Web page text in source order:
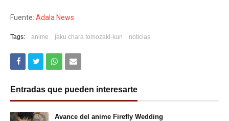
Fuente: Adala News
Tags: anime jaku chara tomozaki-kun noticias
Entradas que pueden interesarte
Avance del anime Firefly Wedding